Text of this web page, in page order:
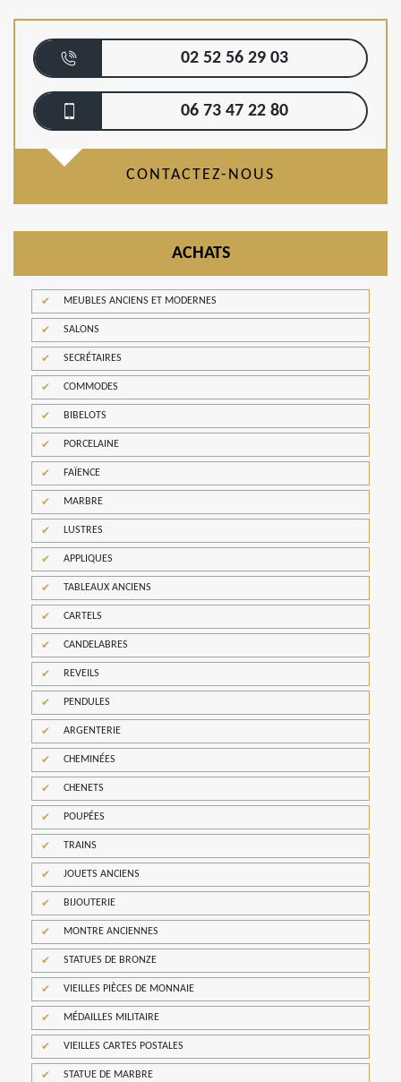
02 52 56 29 03
06 73 47 22 80
CONTACTEZ-NOUS
ACHATS
MEUBLES ANCIENS ET MODERNES
SALONS
SECRÉTAIRES
COMMODES
BIBELOTS
PORCELAINE
FAÏENCE
MARBRE
LUSTRES
APPLIQUES
TABLEAUX ANCIENS
CARTELS
CANDELABRES
REVEILS
PENDULES
ARGENTERIE
CHEMINÉES
CHENETS
POUPÉES
TRAINS
JOUETS ANCIENS
BIJOUTERIE
MONTRE ANCIENNES
STATUES DE BRONZE
VIEILLES PIÈCES DE MONNAIE
MÉDAILLES MILITAIRE
VIEILLES CARTES POSTALES
STATUE DE MARBRE